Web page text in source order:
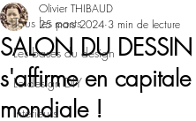
Tous les posts
Les bases du design
Le design DIY
Intérieurs
SALON DU
s'affirme en capitale
mondiale !
Olivier THIBAUD
25 mars 2024 3 min de lecture